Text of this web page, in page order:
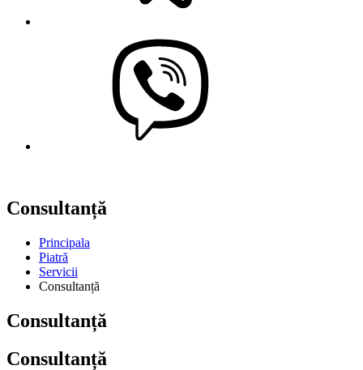
Consultanță
Principala
Piatră
Servicii
Consultanță
Consultanță
Consultanță